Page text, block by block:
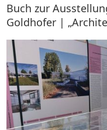
Buch zur
Goldhofer |